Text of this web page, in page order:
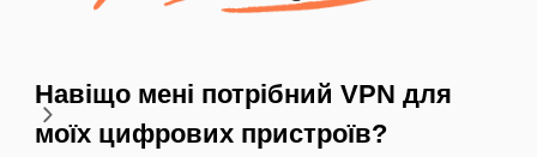
Навіщо мені потрібний VPN для
моїх цифрових пристроїв?